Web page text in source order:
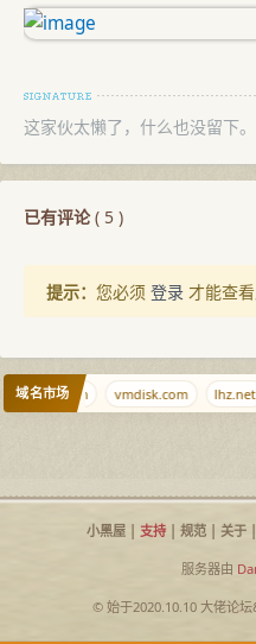
这家伙太懒了，什么也没留下。
已有评论( 5 )
提示： 您必须 登录 才能查看
域名市场
vfe.cn vmdisk.com lhz.net
小黑屋| 支持| 规范| 关于|
服务器由
© 始于2020.10.10 大佬论坛